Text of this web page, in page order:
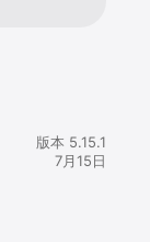
版本 5.15.1
7月15日